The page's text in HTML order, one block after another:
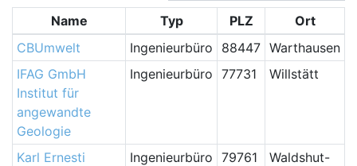
Name Typ PLZ
Ort
CBUmwelt
Ingenieurbüro 88447 Warthausen
IFAG GmbH
Institut für
angewandte
Geologie
Ingenieurbüro 77731 Willstätt
Karl Ernesti
Ingenieurbüro 79761
Waldshut-